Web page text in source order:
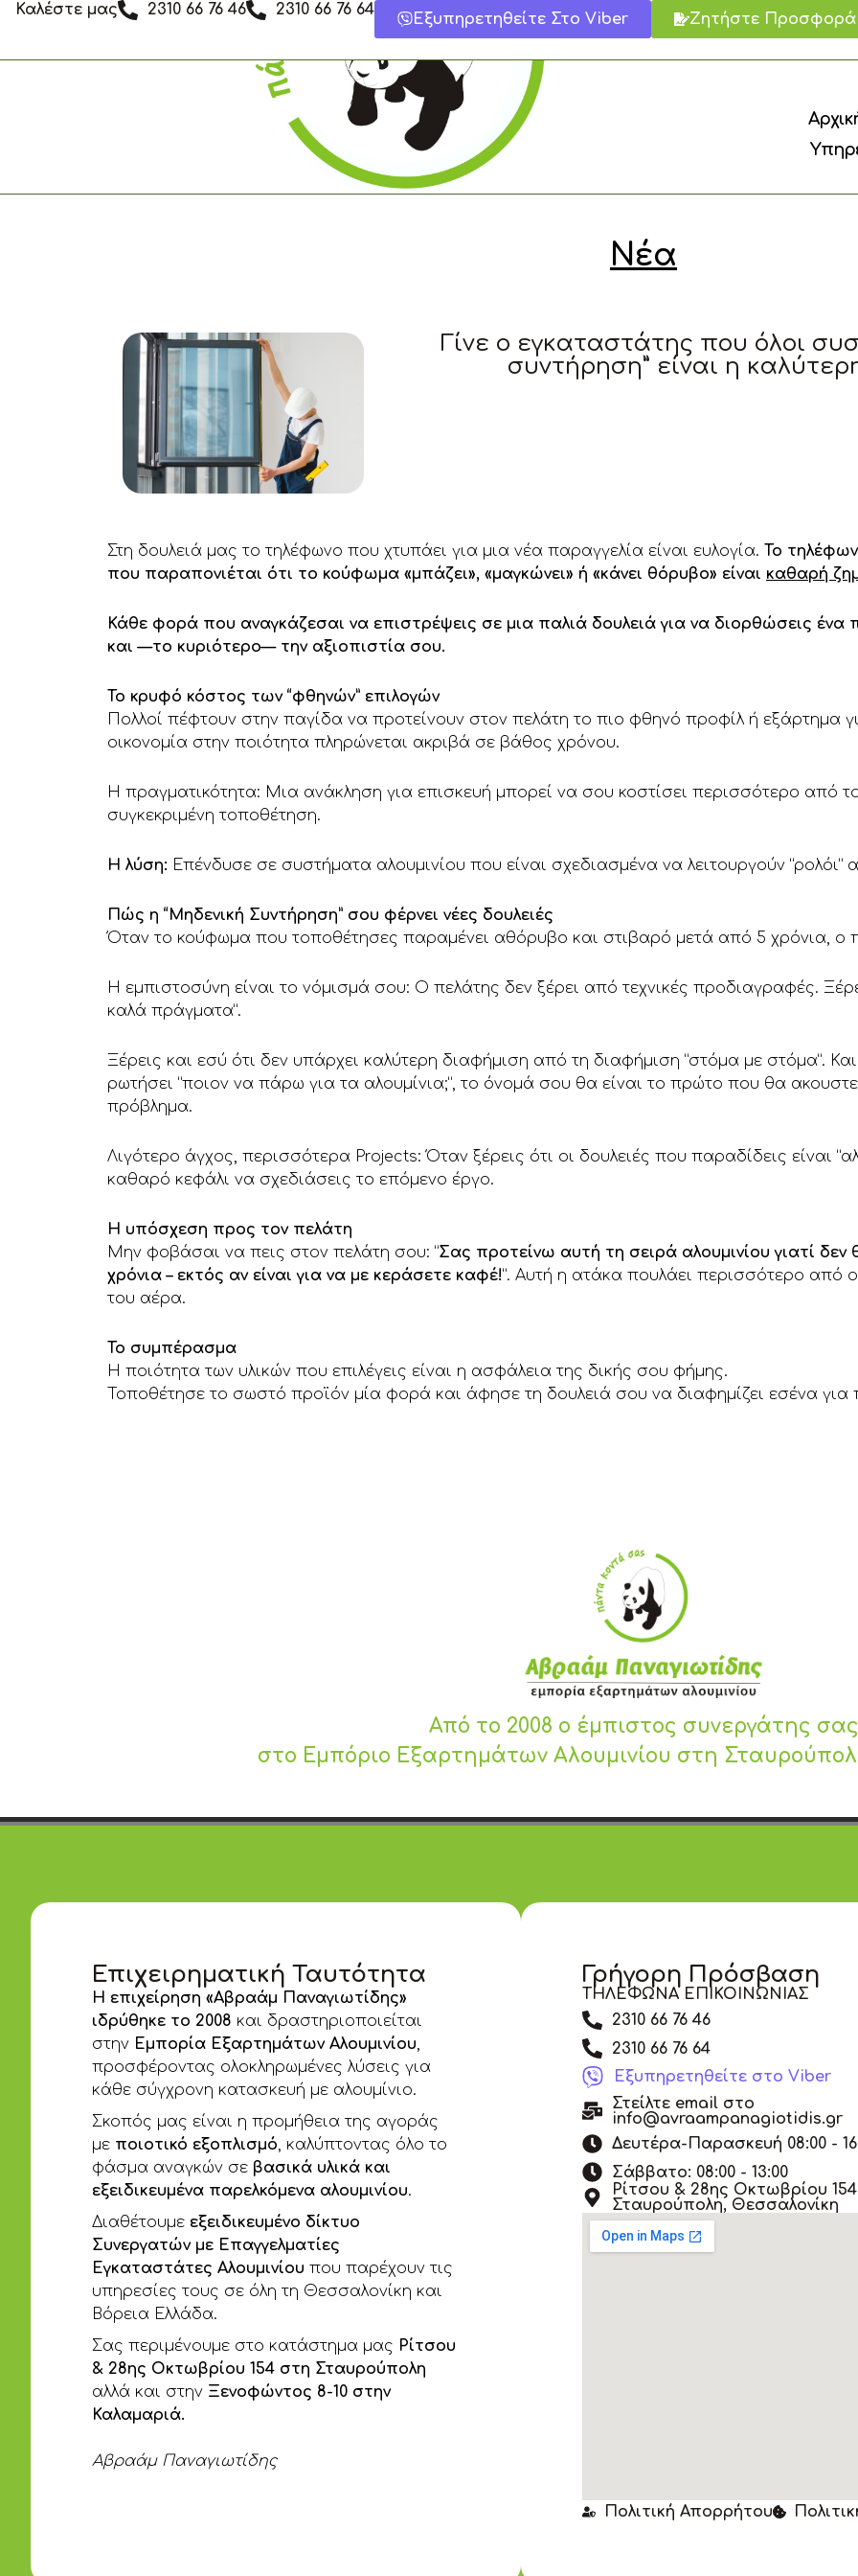
Μετάβαση
περιεχόμενο
Καλέστε μας 2310 66 76 46 2310 66 76 64
Εξυπηρετηθείτε Στο Viber Ζητήστε Προσφορά
Νέα
Γίνε ο εγκαταστάτης που όλοι
συντήρηση” είναι η
Στη δουλειά μας το τηλέφωνο που χτυπάει για μια νέα παραγγελία είναι ευλογία. Το
που παραπονιέται ότι το κούφωμα «μπάζει», «μαγκώνει» ή «κάνει θόρυβο» είναι καθαρή
Κάθε φορά που αναγκάζεσαι να επιστρέψεις σε μια παλιά δουλειά για να διορθώσεις ένα
και —το κυριότερο— την αξιοπιστία σου.
Το κρυφό κόστος των “φθηνών” επιλογών
Πολλοί πέφτουν στην παγίδα να προτείνουν στον πελάτη το πιο φθηνό προφίλ ή εξάρτημα
οικονομία στην ποιότητα πληρώνεται ακριβά σε βάθος χρόνου.
Η πραγματικότητα: Μια ανάκληση για επισκευή μπορεί να σου κοστίσει περισσότερο από
συγκεκριμένη τοποθέτηση.
Η λύση: Επένδυσε σε συστήματα αλουμινίου που είναι σχεδιασμένα να λειτουργούν
Πώς η “Μηδενική Συντήρηση” σου φέρνει νέες δουλειές
Όταν το κούφωμα που τοποθέτησες παραμένει αθόρυβο και στιβαρό μετά από 5 χρόνια, ο
Η εμπιστοσύνη είναι το νόμισμά σου: Ο πελάτης δεν ξέρει από τεχνικές προδιαγραφές.
καλά πράγματα”.
Ξέρεις και εσύ ότι δεν υπάρχει καλύτερη διαφήμιση από τη διαφήμιση “στόμα με στόμα”.
ρωτήσει “ποιον να πάρω για τα αλουμίνια;”, το όνομά σου θα είναι το πρώτο που θα
πρόβλημα.
Λιγότερο άγχος, περισσότερα Projects: Όταν ξέρεις ότι οι δουλειές που παραδίδεις είναι
καθαρό κεφάλι να σχεδιάσεις το επόμενο έργο.
Η υπόσχεση προς τον πελάτη
Μην φοβάσαι να πεις στον πελάτη σου: “Σας προτείνω αυτή τη σειρά αλουμινίου γιατί
χρόνια – εκτός αν είναι για να με κεράσετε καφέ!“. Αυτή η ατάκα πουλάει περισσότερο από
του αέρα.
Το συμπέρασμα
Η ποιότητα των υλικών που επιλέγεις είναι η ασφάλεια της δικής σου φήμης.
Τοποθέτησε το σωστό προϊόν μία φορά και άφησε τη δουλειά σου να διαφημίζει εσένα για
Από το 2008 ο έμπιστος συνεργάτης σας
στο Εμπόριο Εξαρτημάτων Αλουμινίου στη
Επιχειρηματική Ταυτότητα
Η επιχείρηση «Αβραάμ Παναγιωτίδης»
ιδρύθηκε το 2008 και δραστηριοποιείται
στην Εμπορία Εξαρτημάτων Αλουμινίου
προσφέροντας ολοκληρωμένες λύσεις για
κάθε σύγχρονη κατασκευή με αλουμίνιο.
Σκοπός μας είναι η προμήθεια της αγοράς
με ποιοτικό εξοπλισμό , καλύπτοντας όλο το
φάσμα αναγκών σε βασικά υλικά και
εξειδικευμένα παρελκόμενα αλουμινίου.
Διαθέτουμε εξειδικευμένο δίκτυο
Συνεργατών με Επαγγελματίες
Εγκαταστάτες Αλουμινίου που παρέχουν τις
υπηρεσίες τους σε όλη τη Θεσσαλονίκη και
Βόρεια Ελλάδα.
Σας περιμένουμε στο κατάστημα μας Ρίτσου
& 28ης Οκτωβρίου 154 στη Σταυρούπολη
αλλά και στην Ξενοφώντος 8-10 στην
Καλαμαριά.
Αβραάμ Παναγιωτίδης
Γρήγορη Πρόσβαση
ΤΗΛΕΦΩΝΑ ΕΠΙΚΟΙΝΩΝΙΑΣ
2310 66 76 46
2310 66 76 64
Εξυπηρετηθείτε στο Viber
Στείλτε email στο
info@avraampanagiotidis.gr
Δευτέρα-Παρασκευή 08:00 -
Σάββατο: 08:00 - 13:00
Ρίτσου & 28ης Οκτωβρίου
Σταυρούπολη, Θεσσαλονίκη
Πολιτική Απορρήτου